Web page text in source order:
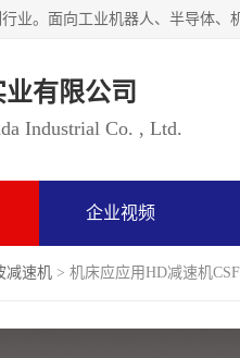
有限公司
Industrial Co. , Ltd.
企业视频
减速机 > 机床应应用HD减速机